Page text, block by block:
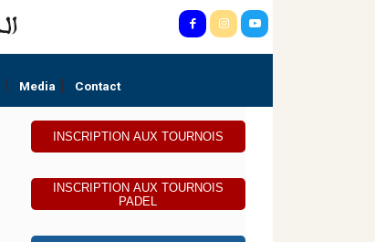
Media Contact
INSCRIPTION AUX TOURNOIS
INSCRIPTION AUX TOURNOIS
PADEL